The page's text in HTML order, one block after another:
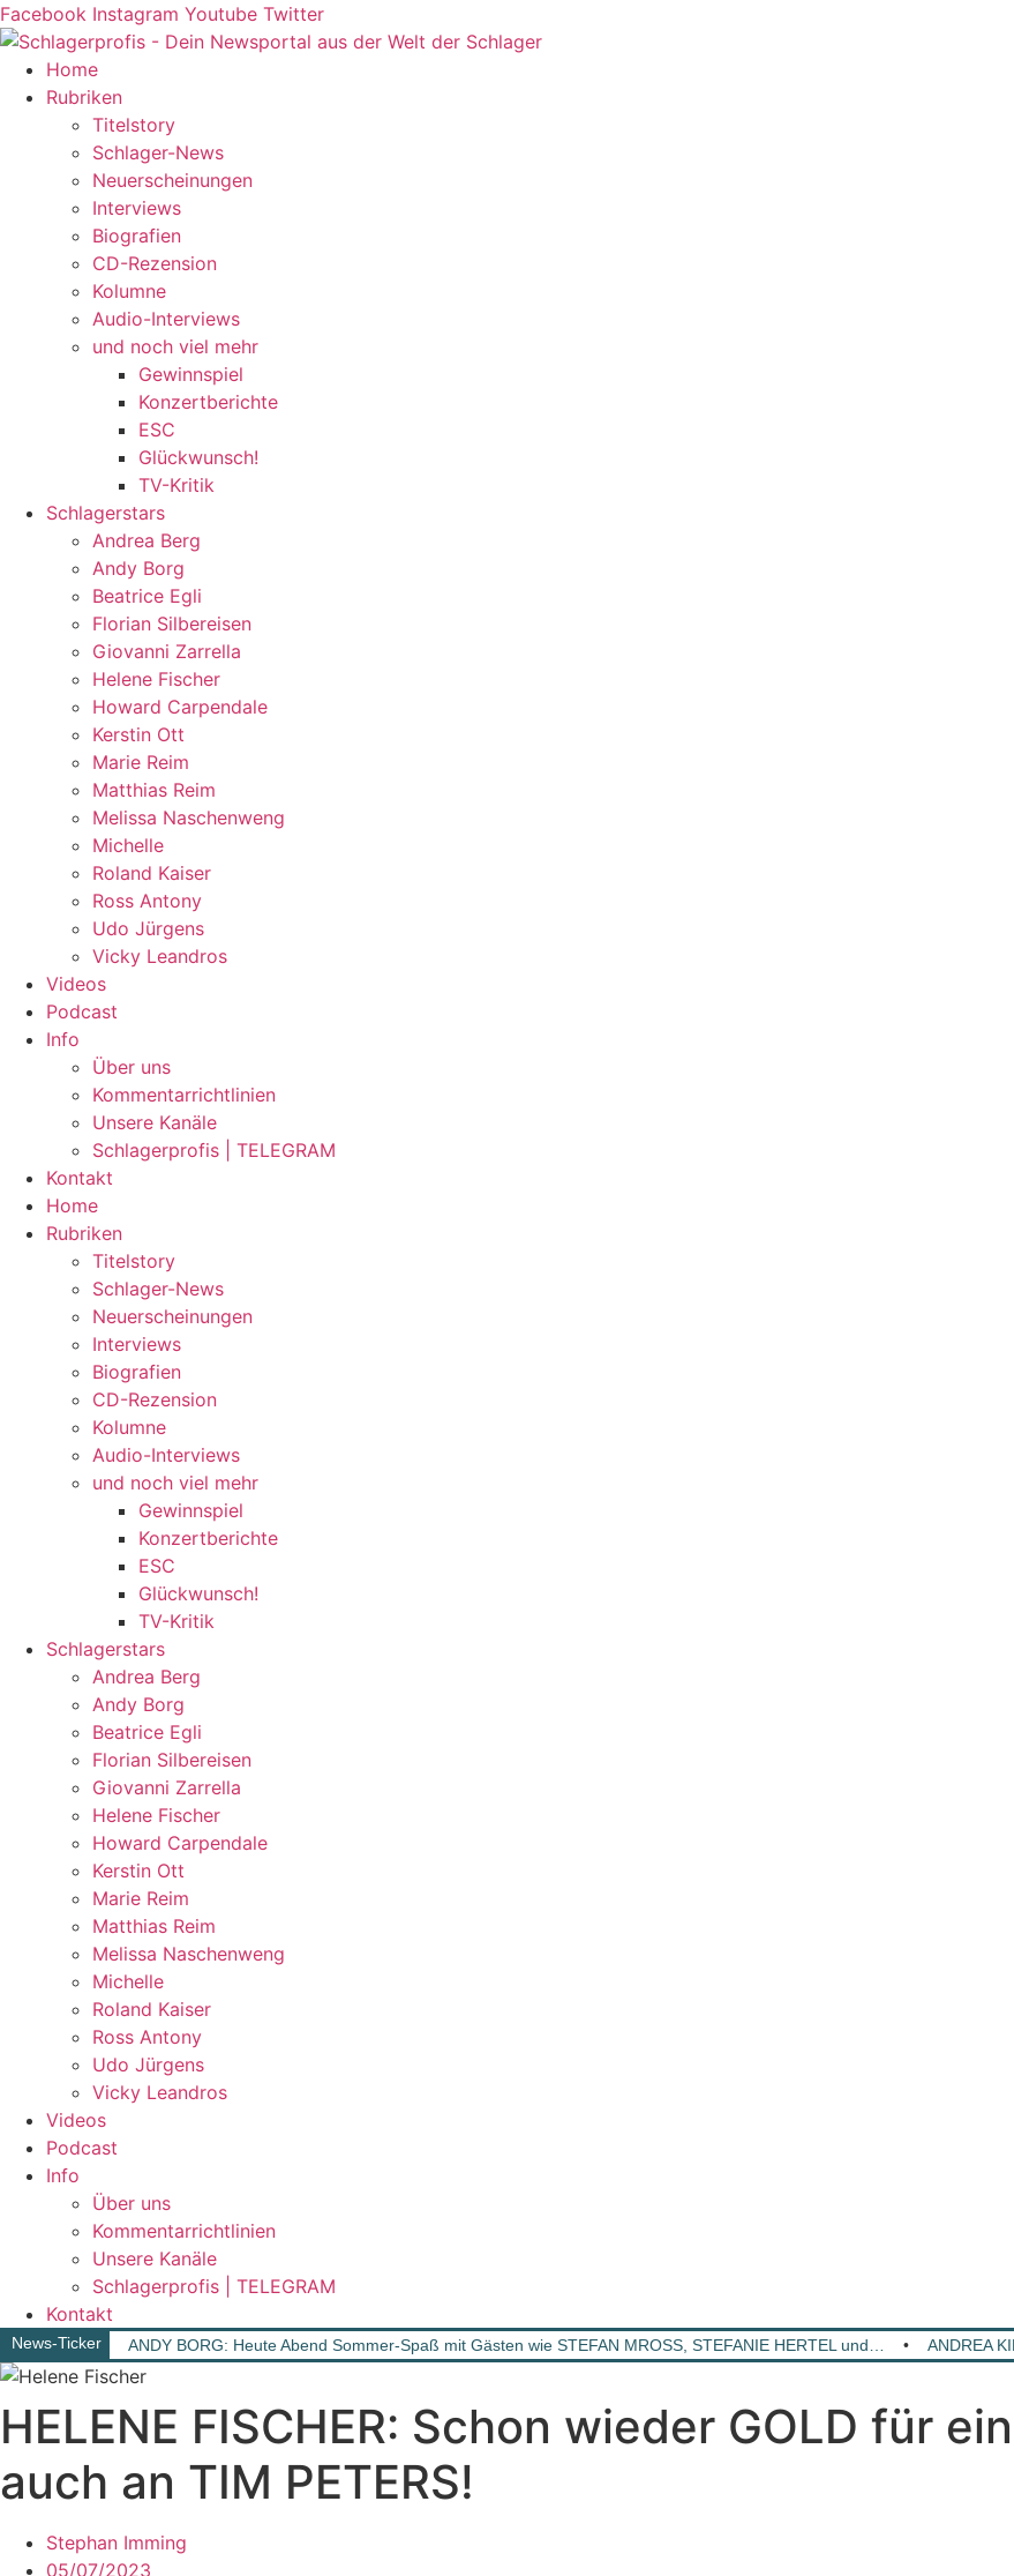
Zum
Inhalt
springen
Facebook Instagram Youtube Twitter
Home
Rubriken
Titelstory
Schlager-News
Neuerscheinungen
Interviews
Biografien
CD-Rezension
Kolumne
Audio-Interviews
und noch viel mehr
Gewinnspiel
Konzertberichte
ESC
Glückwunsch!
TV-Kritik
Schlagerstars
Andrea Berg
Andy Borg
Beatrice Egli
Florian Silbereisen
Giovanni Zarrella
Helene Fischer
Howard Carpendale
Kerstin Ott
Marie Reim
Matthias Reim
Melissa Naschenweng
Michelle
Roland Kaiser
Ross Antony
Udo Jürgens
Vicky Leandros
Videos
Podcast
Info
Über uns
Kommentarrichtlinien
Unsere Kanäle
Schlagerprofis | TELEGRAM
Kontakt
Home
Rubriken
Titelstory
Schlager-News
Neuerscheinungen
Interviews
Biografien
CD-Rezension
Kolumne
Audio-Interviews
und noch viel mehr
Gewinnspiel
Konzertberichte
ESC
Glückwunsch!
TV-Kritik
Schlagerstars
Andrea Berg
Andy Borg
Beatrice Egli
Florian Silbereisen
Giovanni Zarrella
Helene Fischer
Howard Carpendale
Kerstin Ott
Marie Reim
Matthias Reim
Melissa Naschenweng
Michelle
Roland Kaiser
Ross Antony
Udo Jürgens
Vicky Leandros
Videos
Podcast
Info
Über uns
Kommentarrichtlinien
Unsere Kanäle
Schlagerprofis | TELEGRAM
Kontakt
News-Ticker ANDY BORG: Heute Abend Sommer-Spaß mit Gästen wie STEFAN MROSS, STEFANIE HERTEL und… • ANDREA
HELENE FISCHER: Schon wieder GOLD für
auch an TIM PETERS!
Stephan Imming
05/07/2023